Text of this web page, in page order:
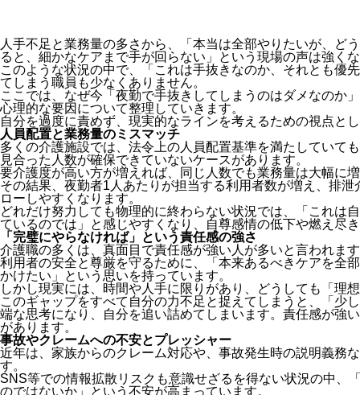
人手不足と業務量の多さから、「本当は全部やりたいが、ど
ると、細かなケアまで手が回らない」という現場の声は強く
このような状況の中で、「これは手抜きなのか、それとも優
てしまう職員も少なくありません。
ここでは、なぜ今「夜勤で手抜きしてしまうのはダメなのか
心理的な要因について整理していきます。
自分を過度に責めず、現実的なラインを考えるための視点と
人員配置と業務量のミスマッチ
多くの介護施設では、法令上の人員配置基準を満たしていて
見合った人数が確保できていないケースがあります。
要介護度が高い方が増えれば、同じ人数でも業務量は大幅に
その結果、夜勤者1人あたりが担当する利用者数が増え、排
ローしやすくなります。
どれだけ努力しても物理的に終わらない状況では、「これは
ているのでは」と感じやすくなり、自尊感情の低下や燃え尽
「完璧にやらなければ」という責任感の強さ
介護職の多くは、真面目で責任感が強い人が多いと言われま
利用者の安全と尊厳を守るために、「本来あるべきケアを全
かけたい」という思いを持っています。
しかし現実には、時間や人手に限りがあり、どうしても「理
このギャップをすべて自分の力不足と捉えてしまうと、「少
端な思考になり、自分を追い詰めてしまいます。責任感が強
があります。
事故やクレームへの不安とプレッシャー
近年は、家族からのクレーム対応や、事故発生時の説明義務
す。
SNS等での情報拡散リスクも意識せざるを得ない状況の中、
のではないか」という不安が高まっています。